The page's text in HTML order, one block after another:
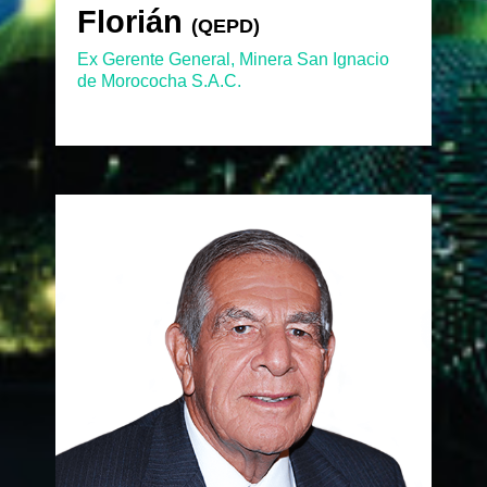
Florián (QEPD)
Ex Gerente General, Minera San Ignacio
de Morococha S.A.C.
Florián (QEPD)